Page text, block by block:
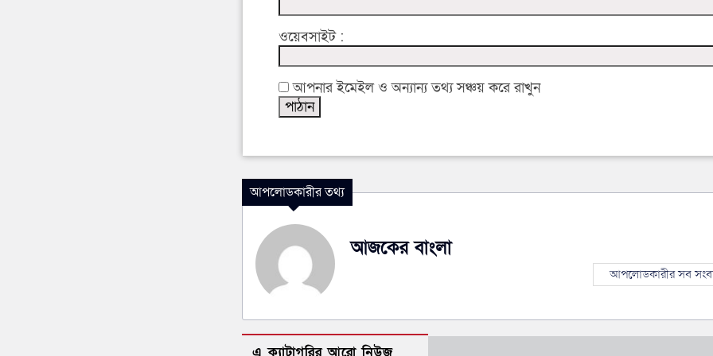
ওয়েবসাইট :
আপনার ইমেইল ও অন্যান্য তথ্য সঞ্চয় করে রাখুন
আপলোডকারীর তথ্য
আজকের বাংলা
আপলোডকারীর সব
এ ক্যাটাগরির আরো নিউজ